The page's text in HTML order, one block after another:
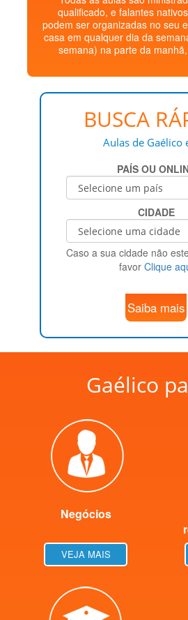
qualificado, e falantes
podem ser organizadas no seu
casa em qualquer dia da
semana) na parte da
BUSCA
Aulas de Gaélico
PAÍS OU
CIDADE
Caso a sua cidade não
favor Clique
Saiba mais
Gaélico
Negócios
VEJA MAIS